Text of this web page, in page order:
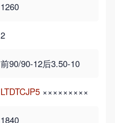
1260
2
前90/90-12后3.50-10
LTDTCJP5 ×××××××××
1840